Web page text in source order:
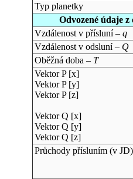
Typ planetky
Odvozené údaje
Vzdálenost v přísluní – q
Vzdálenost v odsluní – Q
Oběžná doba – T
Vektor P [x]
Vektor P [y]
Vektor P [z]
Vektor Q [x]
Vektor Q [y]
Vektor Q [z]
Průchody přísluním (v JD)